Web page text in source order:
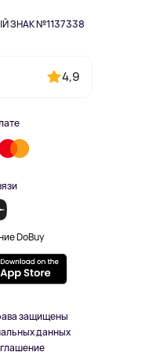
ЗНАК №1137338
4,9
DoBuy
защищены
данных